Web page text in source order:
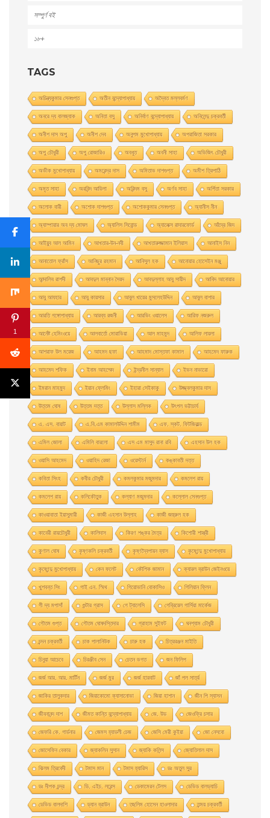
সম্পুর্ণ বই
১৮+
TAGS
অচিন্ত্যকুমার সেনগুপ্ত অতীন বন্দ্যোপাধ্যায় অদ্বৈত মল্লবর্মণ
অনরে দ্য বালজ্যাক অনিতা বসু অনির্বাণ বন্দ্যোপাধ্যায় অনিলেন্দু চক্রবর্তী
অনীশ দাস অপু অনীশ দেব অনুপম মুখোপাধ্যায় অপরাজিতা সরকার
অপু চৌধুরী অপু রােজারিও অবধূত অবনী সাহা অভিজিৎ চৌধুরী
অভীক মুখোপাধ্যায় অমরেন্দ্র দাস অমিতাভ দাশগুপ্ত অমীশ ত্রিপাঠি
অমৃত সাহা অরবিন্দ আডিগা অরিন্দম বসু অর্ণব সাহা অর্পিতা সরকার
অলোক বারী অশােক দাশগুপ্ত অশোককুমার সেনগুপ্ত অ্যানীস নীন
অ্যাম্পায়ার অব দ্য মােঘল অ্যালিস সিবােন্ড অ্যালেক্স রাদারফোর্ড আঁদ্রে জিদ
আইয়ুব আল আমিন আখতার-উন-নবী আখতারুজ্জামান ইলিয়াস আনাইস নিন
আনাতােল ফ্রাঁস আনিছুর রহমান আনিসুল হক আনোয়ার হোসেইন মঞ্জু
আন্দালিব রাশদী আবদুল মান্নান সৈয়দ আবদুল্লাহ আবু সায়ীদ আবিদ আনোয়ার
আবু আযহার আবু কায়সার আবুল খায়ের মুসলেহউদ্দিন আবুল বাশার
আরতি গঙ্গোপাধ্যায় আরব্য রজনী আরভিং ওয়ালেস আরিফ নজরুল
আর্নেষ্ট হেমিংওয়ে আলবার্তো মােরাভিয়া আল মাহমুদ আলিফ লায়লা
আশরাফ উল ময়েজ আহমদ ছফা আহমাদ মোস্তফা কামাল আহমেদ ফারুক
আহমেদ শফিক ইনাম আহম্মেদ ইন্দ্রনীল সান্যাল ইভন নাভারাে
ইমরান মাহমুদ ইয়ান ফ্লেমিং ইহারা সেইকাকু উজ্জ্বলকুমার দাস
উত্তম ঘােষ উত্তম দত্ত উল্লাস মল্লিক উৎপল ভট্টাচার্য
এ. এস. বায়াট এ.বি.এম কামালউদ্দিন শামীম এফ. স্কট. ফিটজিরাল্ড
এমিল জোলা এমিলি বারলো এস এম মাসুদ রানা রবি এহসান উল হক
ওয়াসি আহমেদ ওয়াহিদ রেজা ওয়েস্টার্ন কঙ্কাবতী দত্ত
কবিতা সিংহ কবীর চৌধুরী কমলকুমার মজুমদার কমলেশ রায়
কমলেশ রায় কলিকৌতুক কল্যাণ মজুমদার কল্লোল সেনগুপ্ত
কাওয়াবাতা ইয়াসুমারী কাজী এহসান উল্লাহ কাজী জহুরুল হক
কাবেরী রায়চৌধুরী কালিদাস কিরণ শঙ্কর মৈত্র কিশোরী শাস্ত্রী
কুণাল ঘোষ কৃষ্ণকলি চক্রবর্তী কৃষ্ণদ্বৈপায়ন ব্যাস কৃষ্ণেন্দু মুখােপাধ্যায়
কৃষ্ণেন্দু মুখোপাধ্যায় কেন ফলেট কৌশিক জামান ক্যারল ব্রাউন জেইনওয়ে
খুশবন্ত সিং গাই এন. স্মিথ গিয়ােভানি বােকাসিও গিলিয়ান ফ্লিন
গী দ্য মপাসাঁ গুন্টার গ্রাস গে ট্যালেসি গেব্রিয়েল গার্সিয়া মার্কেজ
গৌতম গুপ্ত গৌতম ঘোষদস্তিদার গ্রাহাম সুইফট ঘনশ্যাম চৌধুরী
চন্দন চক্রবর্তী চাক পালানিউক চারু হক চিত্ররঞ্জন মাইতি
চিনুয়া আচেবে চিরঞ্জীব সেন চেতন ভগত জন ফিলিপ
জর্জ আর. আর. মার্টিন জর্জ মুর জর্জ হারবাট জাঁ পল সার্ত্র
জাকির তালুকদার জিয়াকোমাে ক্যাসানােভা জিয়া হাশান জীন পি স্যাসন
জীবনানন্দ দাশ জীমত কান্তি বন্দ্যোপাধ্যায় জে. উড জেওফ্রি চসার
জেফরি কে. গার্ডনার জেমস হ্যাডলী চেজ জেসি মেরী কুইয়া জো নেসবো
জোসেফিন বেকার জ্যাকলিন সুসান জ্যাকি কলিন্স জ্যোতিলাল দাস
ঝিলম ত্রিবেদী টমাস মান টমাস হ্যারিস ডঃ অতুল সুর
ডঃ দীপক চন্দ্র ডি. এইচ. লরেন্স ডেকামেরন টেলস ডেভিড বালড্যাচি
ডেভিড বালদাশি ড্যান ব্রাউন তছলিম হোসেন হাওলাদার তন্ময় চক্রবর্তী
1